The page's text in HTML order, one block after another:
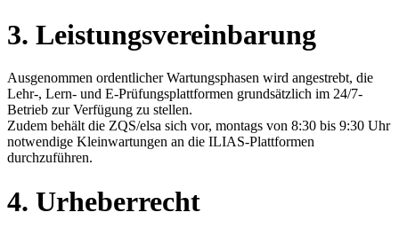
3. Leistungsvereinbarung
Ausgenommen ordentlicher Wartungsphasen wird angestrebt, die
Lehr-, Lern- und E-Prüfungsplattformen grundsätzlich im 24/7-
Betrieb zur Verfügung zu stellen.
Zudem behält die ZQS/elsa sich vor, montags von 8:30 bis 9:30 Uhr
notwendige Kleinwartungen an die ILIAS-Plattformen
durchzuführen.
4. Urheberrecht